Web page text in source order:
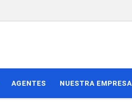
AGENTES NUESTRA EMPRESA